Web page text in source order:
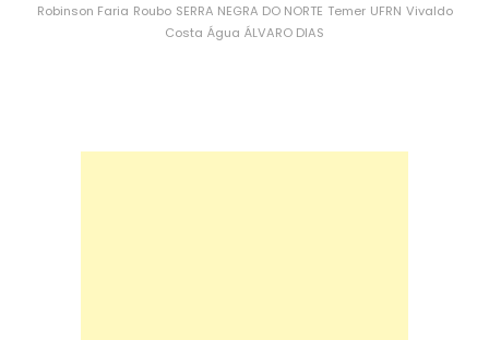
Robinson Faria Roubo SERRA NEGRA DO NORTE Temer UFRN Vivaldo
Costa Água ÁLVARO DIAS